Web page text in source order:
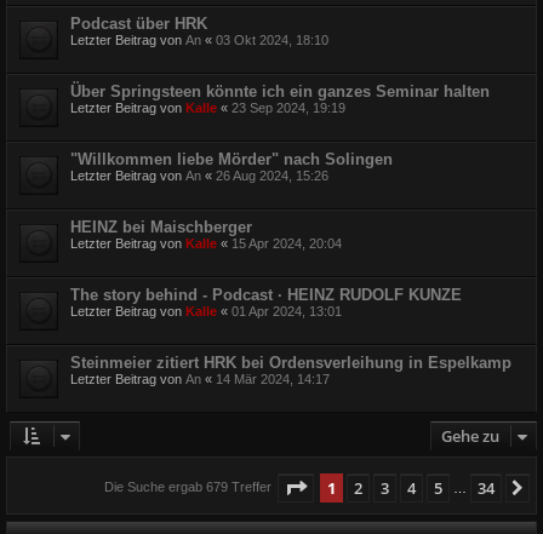
Podcast über HRK
Letzter Beitrag von An « 03 Okt 2024, 18:10
Über Springsteen könnte ich ein ganzes Seminar halten
Letzter Beitrag von Kalle « 23 Sep 2024, 19:19
"Willkommen liebe Mörder" nach Solingen
Letzter Beitrag von An « 26 Aug 2024, 15:26
HEINZ bei Maischberger
Letzter Beitrag von Kalle « 15 Apr 2024, 20:04
The story behind - Podcast · HEINZ RUDOLF KUNZE
Letzter Beitrag von Kalle « 01 Apr 2024, 13:01
Steinmeier zitiert HRK bei Ordensverleihung in Espelkamp
Letzter Beitrag von An « 14 Mär 2024, 14:17
Gehe zu
Die Suche ergab 679 Treffer Seite 1von 34
1 2 3 4 5 34